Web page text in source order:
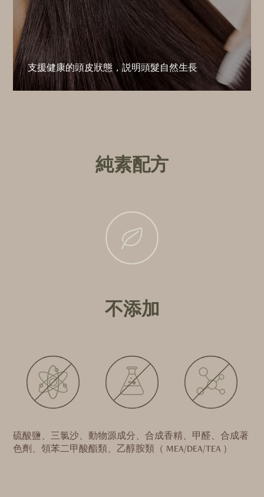
支援健康的頭皮狀態，説明頭髮自然生長
純素配方
不添加
硫酸鹽、三氯沙、動物源成分、合成香精、甲醛、合成著
色劑、領苯二甲酸酯類、乙醇胺類（ MEA/DEA/TEA ）